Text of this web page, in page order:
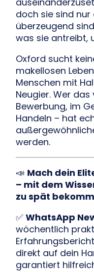
doch sie sind nur
überzeugend
was sie antreibt,
Oxford sucht
makellosen
Menschen mit
Neugier. Wer
Bewerbung, im
Handeln – hat
werden.
📣 Mach dein
– mit dem
zu spät
✅ WhatsApp
wöchentlich
direkt auf dein
garantiert